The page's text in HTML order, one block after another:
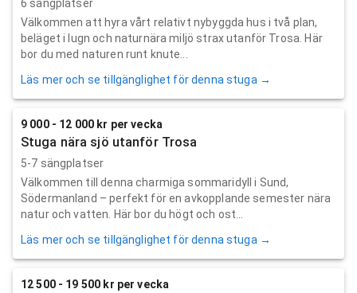
6 sängplatser
Välkommen att hyra vårt relativt nybyggda hus i två plan,
beläget i lugn och naturnära miljö strax utanför Trosa. Här
bor du med naturen runt knute...
Läs mer och se tillgänglighet för denna stuga →
9 000 - 12 000 kr per vecka
Stuga nära sjö utanför Trosa
5-7 sängplatser
Välkommen till denna charmiga sommaridyll i Sund,
Södermanland – perfekt för en avkopplande semester nära
natur och vatten. Här bor du högt och ost...
Läs mer och se tillgänglighet för denna stuga →
12 500 - 19 500 kr per vecka